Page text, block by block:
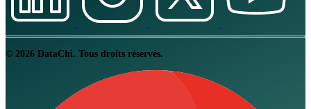
© 2026 DataChi. Tous droits réservés.